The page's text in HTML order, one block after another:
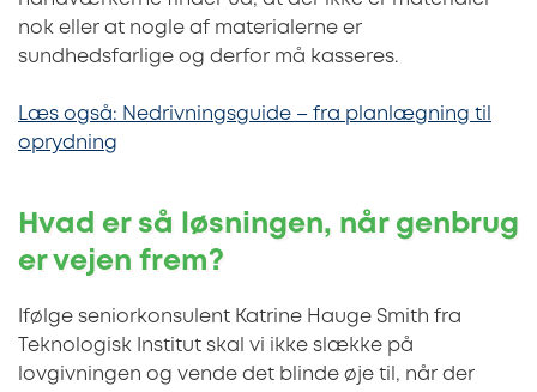
nok eller at nogle af materialerne er
sundhedsfarlige og derfor må kasseres.
Læs også: Nedrivningsguide – fra planlægning til
oprydning
Hvad er så løsningen, når genbrug
er vejen frem?
Ifølge seniorkonsulent Katrine Hauge Smith fra
Teknologisk Institut skal vi ikke slække på
lovgivningen og vende det blinde øje til, når der